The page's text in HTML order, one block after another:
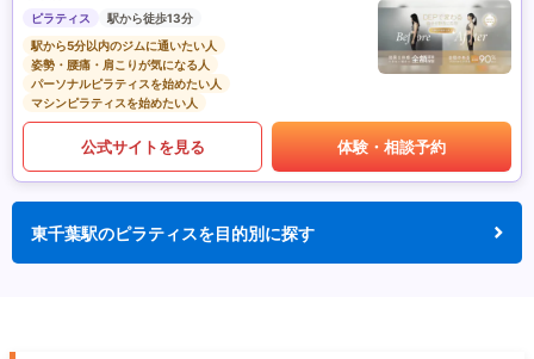
ピラティス
駅から徒歩13分
駅から5分以内のジムに通いたい人
姿勢・腰痛・肩こりが気になる人
パーソナルピラティスを始めたい人
マシンピラティスを始めたい人
公式サイトを見る 体験・相談予約
東千葉駅のピラティスを目的別に探す